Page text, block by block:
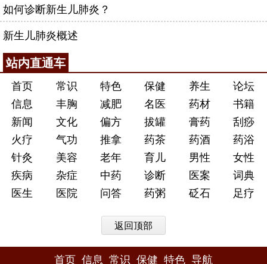
如何诊断新生儿肺炎？
新生儿肺炎概述
站内直通车
首页 常识 特色 保健 养生
论坛
信息
丰胸 减肥 名医 药材
书籍
新闻
文化 偏方 拔罐 膏药
刮痧
火疗
气功 推拿 药茶 药酒
药浴
针灸
美容 老年 育儿 男性
女性
疾病
杂症 中药 诊断 医案
词典
医生
医院 问答 药粥 砭石 足疗
返回顶部
首页 信息 常识 保健 特色 导航